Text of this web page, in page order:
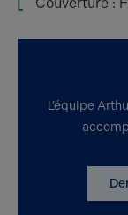
L’équipe